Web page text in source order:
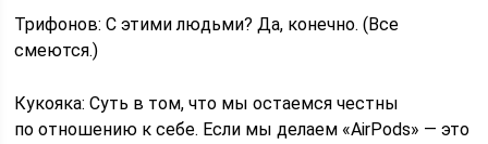
Трифонов: С этими людьми? Да, конечно. (Все
смеются.)
Кукояка: Суть в том, что мы остаемся честны
по отношению к себе. Если мы делаем «AirPods» — это